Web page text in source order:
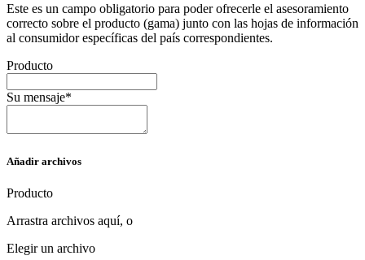
Este es un campo obligatorio para poder ofrecerle el asesoramiento
correcto sobre el producto (gama) junto con las hojas de información
al consumidor específicas del país correspondientes.
Producto
Su mensaje*
Añadir archivos
Producto
Arrastra archivos aquí, o
Elegir un archivo